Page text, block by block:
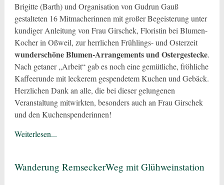
Brigitte (Barth) und Organisation von Gudrun Gauß
gestalteten 16 Mitmacherinnen mit großer Begeisterung unter
kundiger Anleitung von Frau Girschek, Floristin bei Blumen-
Kocher in Oßweil, zur herrlichen Frühlings- und Osterzeit
wunderschöne Blumen-Arrangements und Ostergestecke.
Nach getaner „Arbeit“ gab es noch eine gemütliche, fröhliche
Kaffeerunde mit leckerem gespendetem Kuchen und Gebäck.
Herzlichen Dank an alle, die bei dieser gelungenen
Veranstaltung mitwirkten, besonders auch an Frau Girschek
und den Kuchenspenderinnen!
Weiterlesen...
Wanderung RemseckerWeg mit Glühweinstation